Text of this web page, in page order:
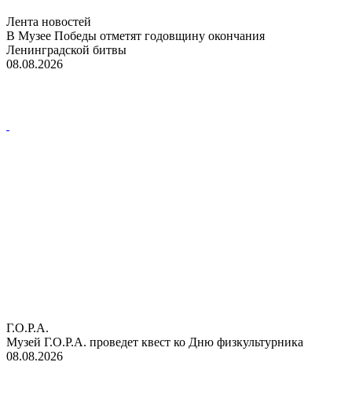
Лента новостей
В Музее Победы отметят годовщину окончания
Ленинградской битвы
08.08.2026
Г.О.Р.А.
Музей Г.О.Р.А. проведет квест ко Дню физкультурника
08.08.2026